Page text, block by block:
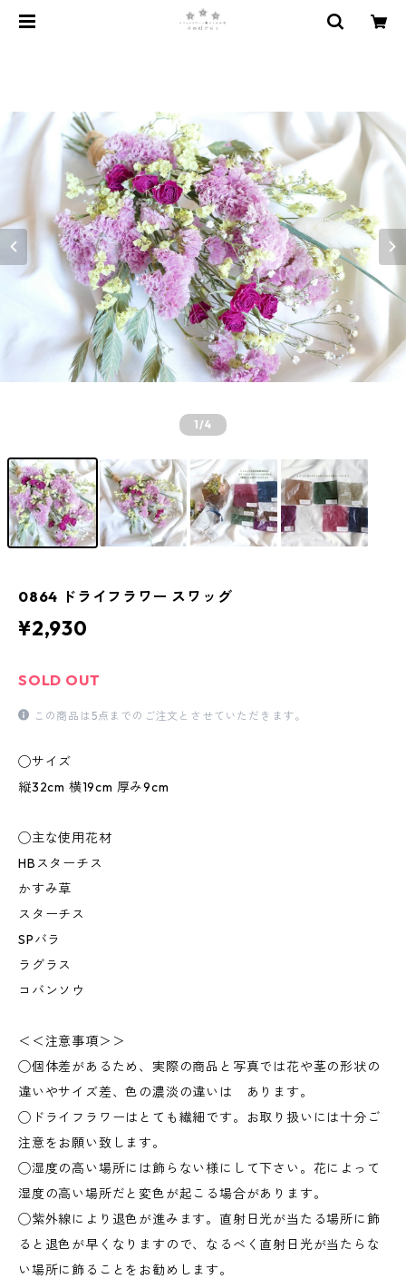
1/4
0864 ドライフラワー スワッグ
¥2,930
SOLD OUT
この商品は5点までのご注文とさせていただきます。
◯サイズ
縦32cm 横19cm 厚み9cm
◯主な使用花材
HBスターチス
かすみ草
スターチス
SPバラ
ラグラス
コバンソウ
＜＜注意事項＞＞
◯個体差があるため、実際の商品と写真では花や茎の形状の
違いやサイズ差、色の濃淡の違いは あります。
◯ドライフラワーはとても繊細です。お取り扱いには十分ご
注意をお願い致します。
◯湿度の高い場所には飾らない様にして下さい。花によって
湿度の高い場所だと変色が起こる場合があります。
◯紫外線により退色が進みます。直射日光が当たる場所に飾
ると退色が早くなりますので、なるべく直射日光が当たらな
い場所に飾ることをお勧めします。